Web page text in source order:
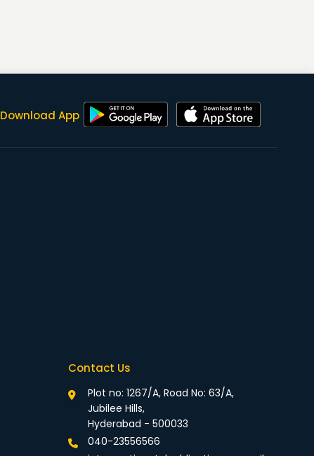
Download App
Contact Us
Plot no: 1267/A, Road No: 63/A,
Jubilee Hills,
Hyderabad - 500033
040-23556566